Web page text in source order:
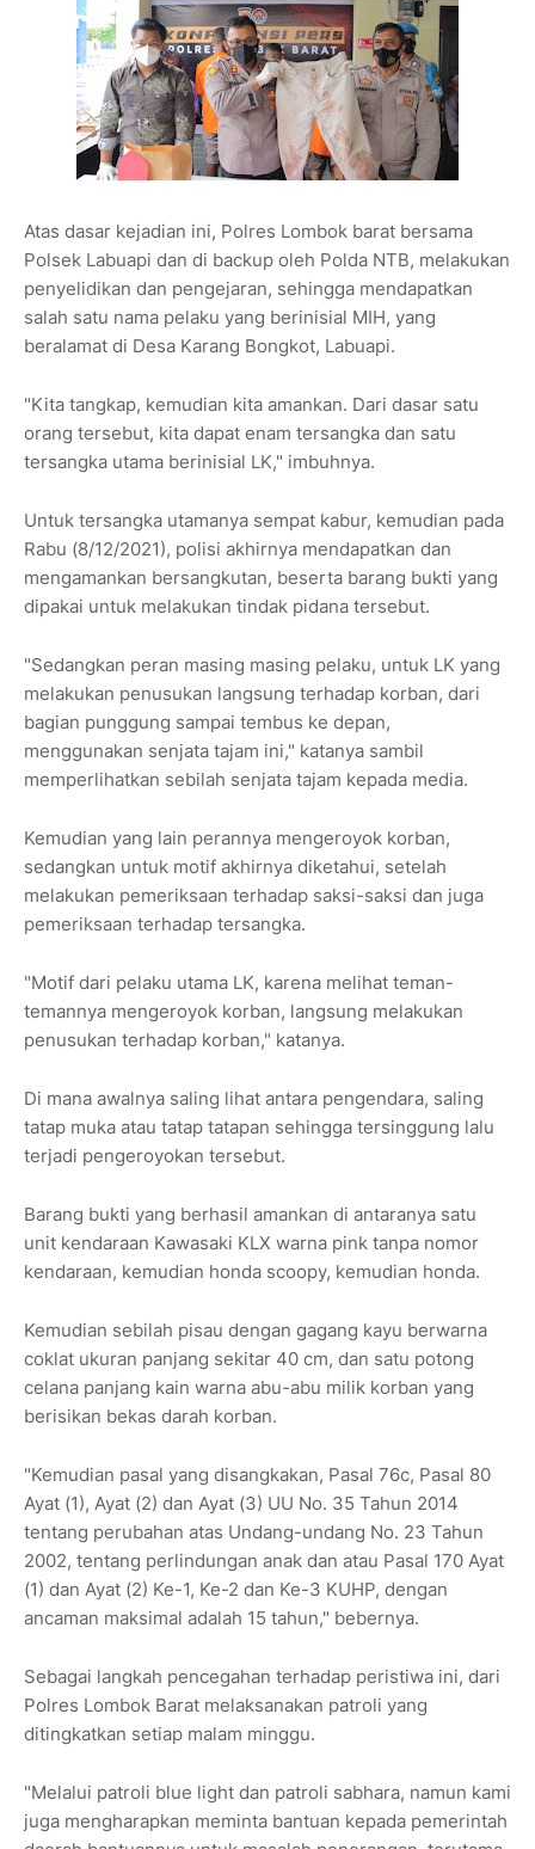
Atas dasar kejadian ini, Polres Lombok barat bersama
Polsek Labuapi dan di backup oleh Polda NTB, melakukan
penyelidikan dan pengejaran, sehingga mendapatkan
salah satu nama pelaku yang berinisial MIH, yang
beralamat di Desa Karang Bongkot, Labuapi.
"Kita tangkap, kemudian kita amankan. Dari dasar satu
orang tersebut, kita dapat enam tersangka dan satu
tersangka utama berinisial LK," imbuhnya.
Untuk tersangka utamanya sempat kabur, kemudian pada
Rabu (8/12/2021), polisi akhirnya mendapatkan dan
mengamankan bersangkutan, beserta barang bukti yang
dipakai untuk melakukan tindak pidana tersebut.
"Sedangkan peran masing masing pelaku, untuk LK yang
melakukan penusukan langsung terhadap korban, dari
bagian punggung sampai tembus ke depan,
menggunakan senjata tajam ini," katanya sambil
memperlihatkan sebilah senjata tajam kepada media.
Kemudian yang lain perannya mengeroyok korban,
sedangkan untuk motif akhirnya diketahui, setelah
melakukan pemeriksaan terhadap saksi-saksi dan juga
pemeriksaan terhadap tersangka.
"Motif dari pelaku utama LK, karena melihat teman-
temannya mengeroyok korban, langsung melakukan
penusukan terhadap korban," katanya.
Di mana awalnya saling lihat antara pengendara, saling
tatap muka atau tatap tatapan sehingga tersinggung lalu
terjadi pengeroyokan tersebut.
Barang bukti yang berhasil amankan di antaranya satu
unit kendaraan Kawasaki KLX warna pink tanpa nomor
kendaraan, kemudian honda scoopy, kemudian honda.
Kemudian sebilah pisau dengan gagang kayu berwarna
coklat ukuran panjang sekitar 40 cm, dan satu potong
celana panjang kain warna abu-abu milik korban yang
berisikan bekas darah korban.
"Kemudian pasal yang disangkakan, Pasal 76c, Pasal 80
Ayat (1), Ayat (2) dan Ayat (3) UU No. 35 Tahun 2014
tentang perubahan atas Undang-undang No. 23 Tahun
2002, tentang perlindungan anak dan atau Pasal 170 Ayat
(1) dan Ayat (2) Ke-1, Ke-2 dan Ke-3 KUHP, dengan
ancaman maksimal adalah 15 tahun," bebernya.
Sebagai langkah pencegahan terhadap peristiwa ini, dari
Polres Lombok Barat melaksanakan patroli yang
ditingkatkan setiap malam minggu.
"Melalui patroli blue light dan patroli sabhara, namun kami
juga mengharapkan meminta bantuan kepada pemerintah